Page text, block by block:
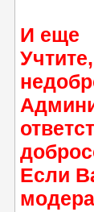
И еще
Если